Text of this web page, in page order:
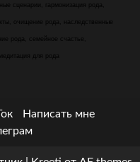
сценарии, гармонизация рода,
очищение рода, наследственные
рода, семейное счастье,
для рода
Написать мне